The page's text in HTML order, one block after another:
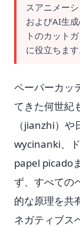
スアニメー
およびAI生
トのカット
に役立ちます
ペーパーカッ
てきた何世紀
（jianzhi）
wycinanki、
papel picado
ず、すべての
的な原理を共
ネガティブス